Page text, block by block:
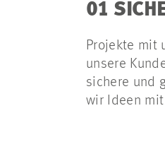
01
Projekte mit
unsere
sichere und
wir Ideen